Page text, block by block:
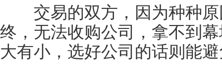
交易的双方，因为种种原
终，无法收购公司，拿不到
大有小，选好公司的话则能